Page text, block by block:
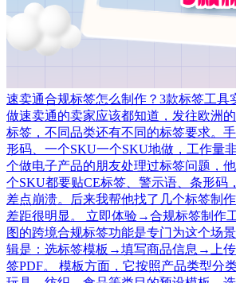
速卖通合规标签怎么制作？3款标签工具
做速卖通的卖家应该都知道，发往欧洲
标签，不同品类还有不同的标签要求。
形码、一个SKU一个SKU地做，工作量
个做电子产品的朋友处理过标签问题，
个SKU都要贴CE标签、警示语、条形码
差点崩溃。后来我帮他找了几个标签制
差距很明显。 立即体验→合规标签制作
图的跨境合规标签功能是专门为这个场
辑是：选标签模板→填写商品信息→上
签PDF。 模板方面，它按照产品类型分